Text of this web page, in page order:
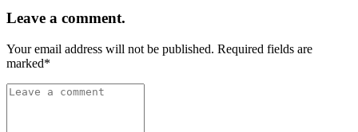
Leave a comment.
Your email address will not be published. Required fields are
marked*